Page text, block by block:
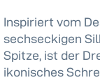
Inspiriert vom
sechseckigen
Spitze, ist der
ikonisches